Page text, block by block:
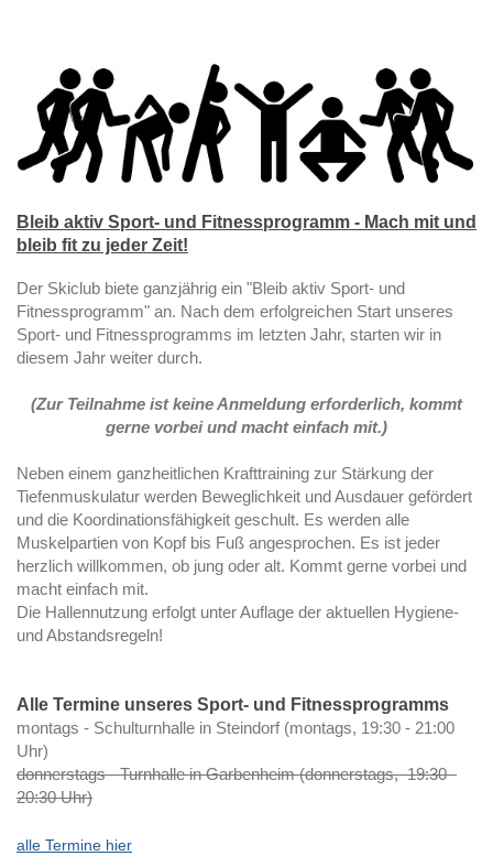
Bleib aktiv Sport- und Fitnessprogramm - Mach mit und
bleib fit zu jeder Zeit!
Der Skiclub biete ganzjährig ein "Bleib aktiv Sport- und
Fitnessprogramm" an. Nach dem erfolgreichen Start unseres
Sport- und Fitnessprogramms im letzten Jahr, starten wir in
diesem Jahr weiter durch.
(Zur Teilnahme ist keine Anmeldung erforderlich, kommt
gerne vorbei und macht einfach mit.)
Neben einem ganzheitlichen Krafttraining zur Stärkung der
Tiefenmuskulatur werden Beweglichkeit und Ausdauer gefördert
und die Koordinationsfähigkeit geschult. Es werden alle
Muskelpartien von Kopf bis Fuß angesprochen. Es ist jeder
herzlich willkommen, ob jung oder alt. Kommt gerne vorbei und
macht einfach mit.
Die Hallennutzung erfolgt unter Auflage der aktuellen Hygiene-
und Abstandsregeln!
Alle Termine unseres Sport- und Fitnessprogramms
montags - Schulturnhalle in Steindorf (montags, 19:30 - 21:00
Uhr)
donnerstags - Turnhalle in Garbenheim (donnerstags, 19:30 -
20:30 Uhr)
alle Termine hier